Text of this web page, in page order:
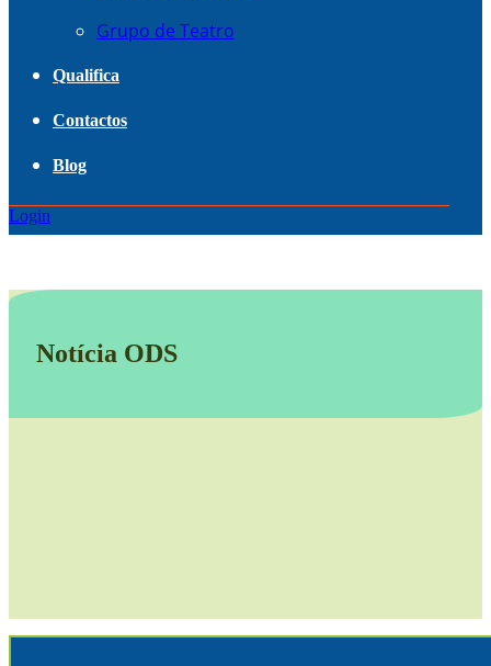
Grupo de Teatro
Qualifica
Contactos
Blog
Login
Notícia ODS